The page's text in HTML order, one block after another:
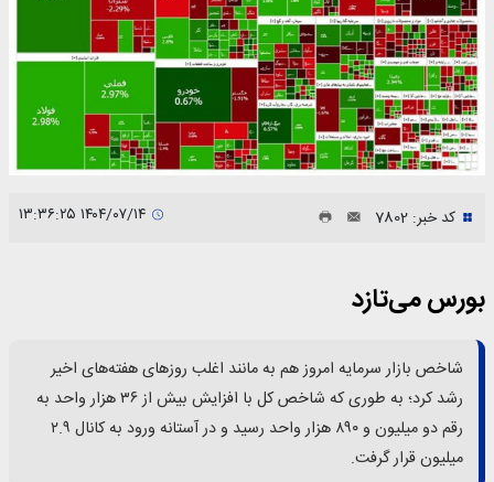
کد خبر: 7802
بورس می‌تازد
شاخص بازار سرمایه امروز هم به مانند اغلب روزهای هفته‌های اخیر
رشد کرد؛ به طوری که شاخص کل با افزایش بیش از ۳۶ هزار واحد به
رقم دو میلیون و ۸۹۰ هزار واحد رسید و در آستانه ورود به کانال ۲.۹
میلیون قرار گرفت.